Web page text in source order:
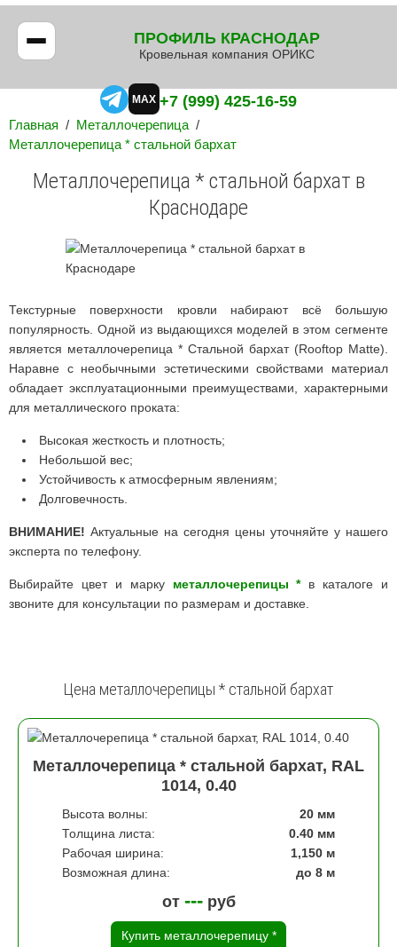
ПРОФИЛЬ КРАСНОДАР
Кровельная компания ОРИКС
MAX +7 (999) 425-16-59
Главная / Металлочерепица /
Металлочерепица * стальной бархат
Металлочерепица * стальной бархат в
Краснодаре
Текстурные поверхности кровли набирают всё большую
популярность. Одной из выдающихся моделей в этом сегменте
является металлочерепица * Стальной бархат (Rooftop Matte).
Наравне с необычными эстетическими свойствами материал
обладает эксплуатационными преимуществами, характерными
для металлического проката:
Высокая жесткость и плотность;
Небольшой вес;
Устойчивость к атмосферным явлениям;
Долговечность.
ВНИМАНИЕ! Актуальные на сегодня цены уточняйте у нашего
эксперта по телефону.
Выбирайте цвет и марку металлочерепицы * в каталоге и
звоните для консультации по размерам и доставке.
Цена металлочерепицы * стальной бархат
Металлочерепица * стальной бархат, RAL
1014, 0.40
Высота волны:
20 мм
Толщина листа:
0.40 мм
Рабочая ширина:
1,150 м
Возможная длина:
до 8 м
от ---руб
Купить металлочерепицу *